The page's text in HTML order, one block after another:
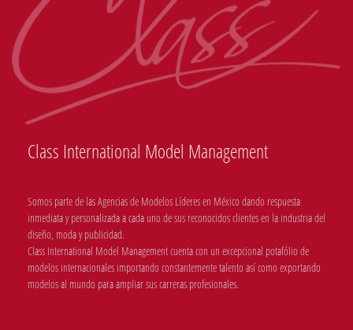
Class International Model Management
Somos parte de las Agencias de Modelos Líderes en México dando respuesta
inmediata y personalizada a cada uno de sus reconocidos clientes en la industria del
diseño, moda y publicidad.
Class International Model Management cuenta con un excepcional potafólio de
modelos internacionales importando constantemente talento así como exportando
modelos al mundo para ampliar sus carreras profesionales.